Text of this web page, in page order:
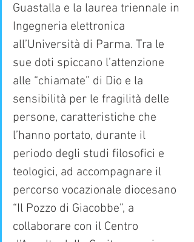
Guastalla e la laurea triennale in
Ingegneria elettronica
all’Università di Parma. Tra le
sue doti spiccano l’attenzione
alle “chiamate” di Dio e la
sensibilità per le fragilità delle
persone, caratteristiche che
l’hanno portato, durante il
periodo degli studi filosofici e
teologici, ad accompagnare il
percorso vocazionale diocesano
“Il Pozzo di Giacobbe”, a
collaborare con il Centro